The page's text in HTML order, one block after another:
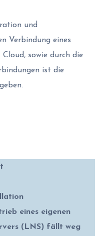
und
Verbindung eines
sowie durch die
ist die
eines eigenen
(LNS) fällt weg